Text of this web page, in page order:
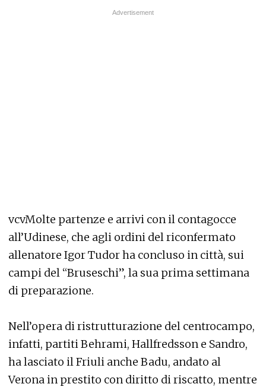
vcvMolte partenze e arrivi con il contagocce
all’Udinese, che agli ordini del riconfermato
allenatore Igor Tudor ha concluso in città, sui
campi del “Bruseschi”, la sua prima settimana
di preparazione.
Nell’opera di ristrutturazione del centrocampo,
infatti, partiti Behrami, Hallfredsson e Sandro,
ha lasciato il Friuli anche Badu, andato al
Verona in prestito con diritto di riscatto, mentre